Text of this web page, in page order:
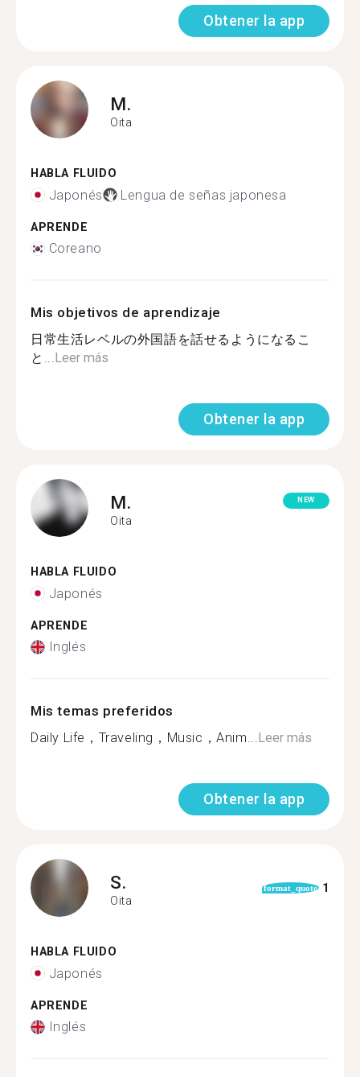
Obtener la app
M.
Oita
HABLA FLUIDO
Japonés Lengua de señas japonesa
APRENDE
Coreano
Mis objetivos de aprendizaje
日常生活レベルの外国語を話せるようになるこ
と...Leer más
Obtener la app
M.
Oita
NEW
HABLA FLUIDO
Japonés
APRENDE
Inglés
Mis temas preferidos
Daily Life，Traveling，Music，Anim...Leer más
Obtener la app
S.
Oita
format_quote 1
HABLA FLUIDO
Japonés
APRENDE
Inglés